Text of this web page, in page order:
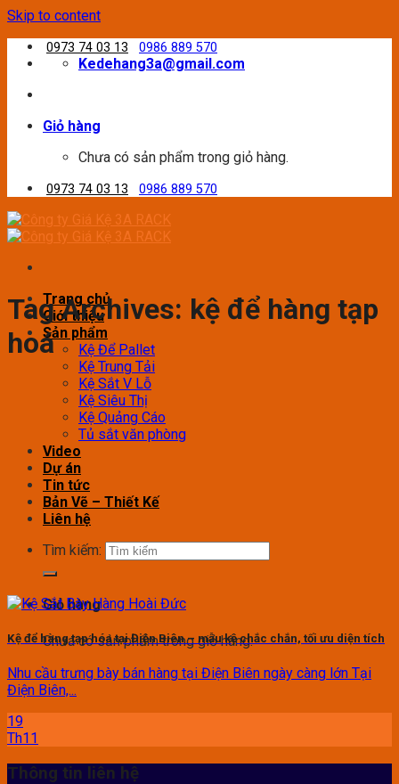
Skip to content
0973 74 03 13 0986 889 570
Kedehang3a@gmail.com
Giỏ hàng
Chưa có sản phẩm trong giỏ hàng.
0973 74 03 13 0986 889 570
Trang chủ
Giới thiệu
Sản phẩm
Kệ Để Pallet
Kệ Trung Tải
Kệ Sắt V Lỗ
Kệ Siêu Thị
Kệ Quảng Cáo
Tủ sắt văn phòng
Video
Dự án
Tin tức
Bản Vẽ – Thiết Kế
Liên hệ
Tìm kiếm:
Giỏ hàng
Chưa có sản phẩm trong giỏ hàng.
Tag Archives: kệ để hàng tạp
hoá
Kệ để hàng tạp hóa tại Điện Biên – mẫu kệ chắc chắn, tối ưu diện tích
Nhu cầu trưng bày bán hàng tại Điện Biên ngày càng lớn Tại
Điện Biên,...
19
Th11
Thông tin liên hệ